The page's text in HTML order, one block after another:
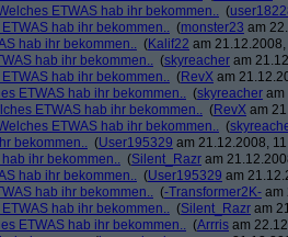
ETWAS hab ihr bekommen.. (
hab ihr bekommen.. (monster23 am
hab ihr bekommen.. (Kalif22 am
hab ihr bekommen.. (skyreacher am
hab ihr bekommen.. (RevX am
ETWAS hab ihr bekommen.. (skyreacher am
ETWAS hab ihr bekommen.. (RevX am
ETWAS hab ihr bekommen.. (
bekommen.. (User195329 am 21.12.2008,
ihr bekommen.. (Silent_Razr am
hab ihr bekommen.. (User195329 am
hab ihr bekommen.. (-Transformer2K- am
hab ihr bekommen.. (Silent_Razr am
ETWAS hab ihr bekommen.. (Arrris am